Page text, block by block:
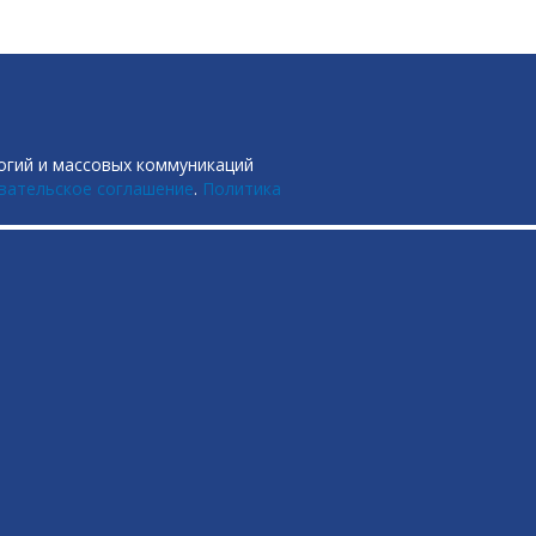
и массовых коммуникаций
соглашение. Политика